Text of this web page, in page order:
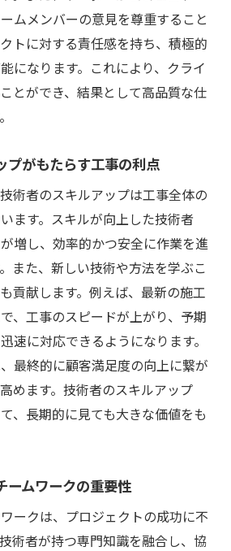
ムメンバーの意見を尊重すること
トに対する責任感を持ち、積極的
になります。これにより、クライ
とができ、結果として高品質な仕
プがもたらす工事の利点
術者のスキルアップは工事全体の
ます。スキルが向上した技術者
増し、効率的かつ安全に作業を進
また、新しい技術や方法を学ぶこ
貢献します。例えば、最新の施工
、工事のスピードが上がり、予期
速に対応できるようになります。
最終的に顧客満足度の向上に繋が
めます。技術者のスキルアップ
、長期的に見ても大きな価値をも
ームワークの重要性
ークは、プロジェクトの成功に不
術者が持つ専門知識を融合し、協